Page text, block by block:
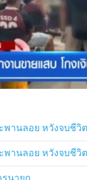
พานลอย หวังจบชีวิต
พานลอย หวังจบชีวิต
นายก